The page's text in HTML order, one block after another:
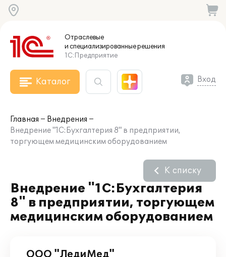
Отраслевые
и специализированныерешения
1С:Предприятие
Каталог Вход
Главная
Внедрения
Внедрение "1С:Бухгалтерия 8" в предприятии,
торгующем медицинским оборудованием
Внедрение "1С:Бухгалтерия
8" в предприятии, торгующем
медицинским оборудованием
К списку
ООО "ЛедиМед"